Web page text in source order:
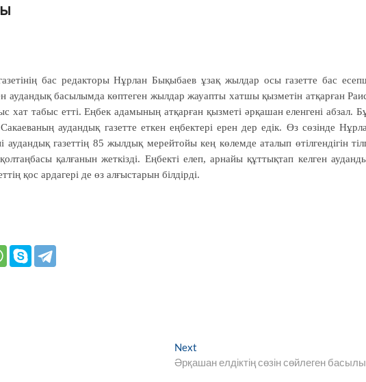
бас редакторы Нұрлан Бықыбаев ұзақ жылдар осы газетте бас
аудандық басылымда көптеген жылдар жауапты хатшы қызметін атқарған
хат табыс етті. Еңбек адамының атқарған қызметі әрқашан еленгені абзал.
аудандық газетте еткен еңбектері ерен дер едік. Өз сөзінде
газеттің 85 жылдық мерейтойы кең көлемде аталып өтілгендігін
қалғанын жеткізді. Еңбекті елеп, арнайы құттықтап келген
қос ардагері де өз алғыстарын білдірді.
Next
post:
Әрқашан елдіктің сөзін сөйлеген